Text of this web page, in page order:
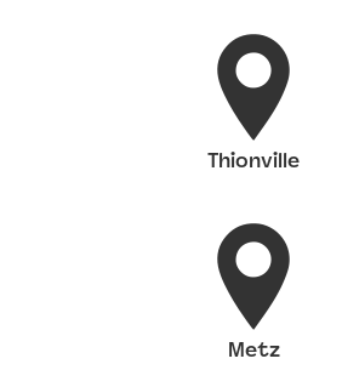
Thionville
Metz